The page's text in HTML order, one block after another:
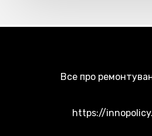
Все про
https://